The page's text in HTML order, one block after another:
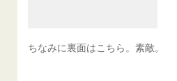
ちなみに裏面はこちら。素敵。